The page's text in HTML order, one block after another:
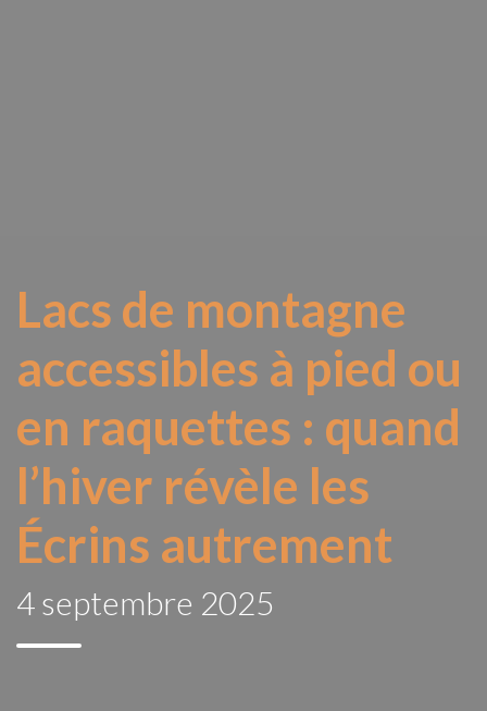
Lacs de montagne
accessibles à pied ou
en raquettes : quand
l’hiver révèle les
Écrins autrement
4 septembre 2025